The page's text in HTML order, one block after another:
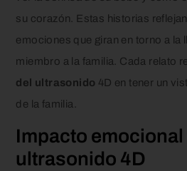
su corazón. Estas historias
emociones que giran en torno a la
miembro a la familia. Cada relato
del ultrasonido 4D en tener un
de la familia.
Impacto emocional
ultrasonido 4D